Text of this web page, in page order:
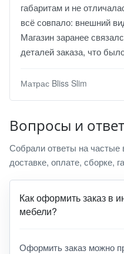
габаритам и не
всё совпало: внешний
Магазин заранее
деталей заказа, что
Матрас Bliss Slim
Вопросы и
Собрали ответы на частые
доставке, оплате, сборке,
Как оформить заказ в
мебели?
Оформить заказ можно